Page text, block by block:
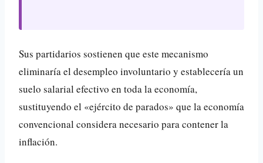
Sus partidarios sostienen que este mecanismo
eliminaría el desempleo involuntario y establecería un
suelo salarial efectivo en toda la economía,
sustituyendo el «ejército de parados» que la economía
convencional considera necesario para contener la
inflación.